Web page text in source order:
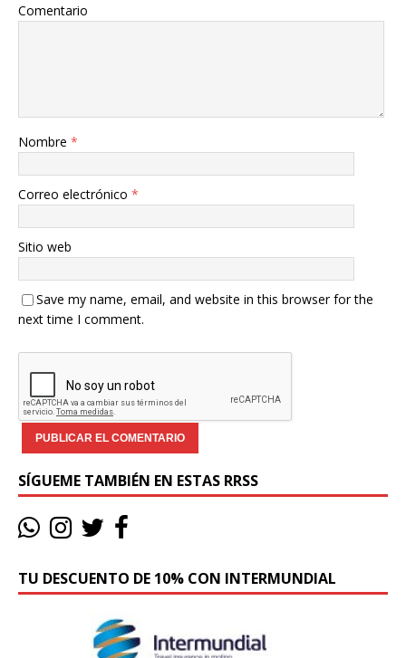
Comentario
Nombre *
Correo electrónico *
Sitio web
Save my name, email, and website in this browser for the
next time I comment.
SÍGUEME TAMBIÉN EN ESTAS RRSS
TU DESCUENTO DE 10% CON INTERMUNDIAL